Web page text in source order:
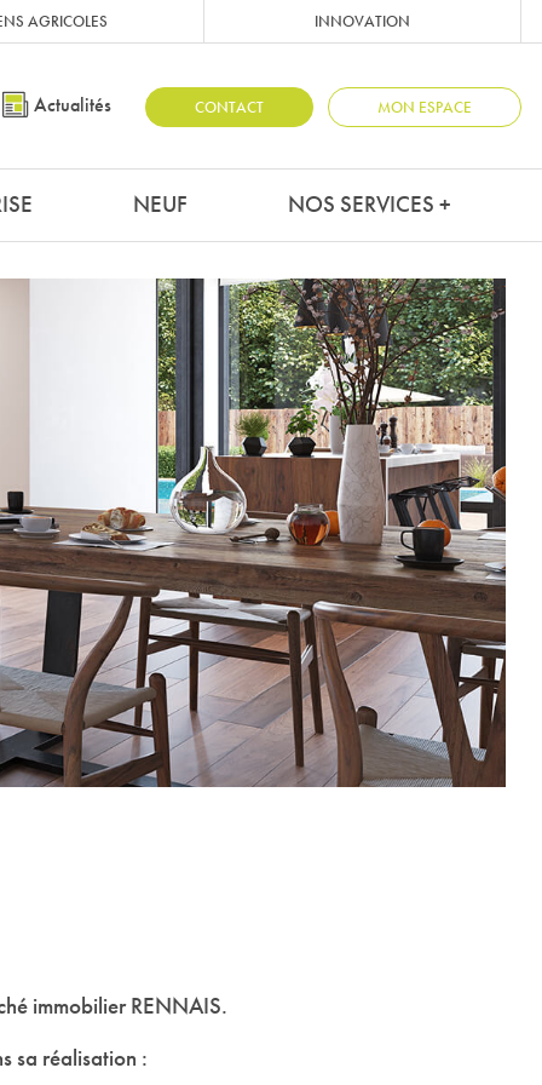
AGRICOLES INNOVATION
Actualités CONTACT MON ESPACE
NEUF NOS SERVICES +
immobilier RENNAIS.
sa réalisation :